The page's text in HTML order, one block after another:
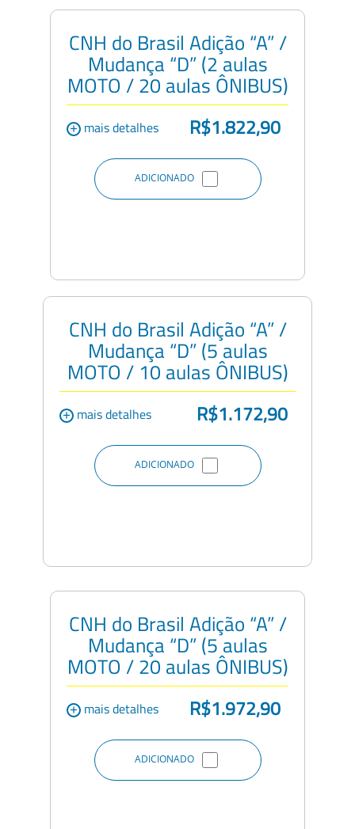
CNH do Brasil Adição “A” /
Mudança “D” (2 aulas
MOTO / 20 aulas ÔNIBUS)
+ mais detalhes R$1.822,90
ADICIONADO
CNH do Brasil Adição “A” /
Mudança “D” (5 aulas
MOTO / 10 aulas ÔNIBUS)
+ mais detalhes R$1.172,90
ADICIONADO
CNH do Brasil Adição “A” /
Mudança “D” (5 aulas
MOTO / 20 aulas ÔNIBUS)
+ mais detalhes R$1.972,90
ADICIONADO